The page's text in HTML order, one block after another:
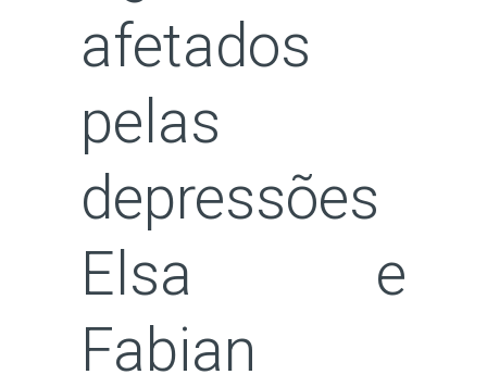
afetados
pelas
depressões
Elsa e
Fabian